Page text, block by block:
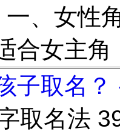
、女性
合女主角
子取名？
取名法